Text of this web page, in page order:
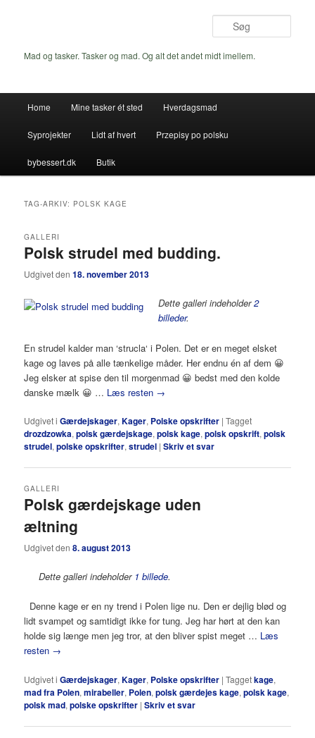
indhold
indholdMad og tasker. Tasker og mad. Og alt det andet midt imellem.
Home Mine tasker ét sted Hverdagsmad
Syprojekter Lidt af hvert Przepisy po polsku
bybessert.dk Butik
TAG-ARKIV: POLSK KAGE
Polsk strudel med budding.
GALLERI
Udgivet den18. november 2013
Dette galleri indeholder2
billeder.
En strudel kalder man ‘strucla‘ i Polen. Det er en meget elsket
kage og laves på alle tænkelige måder. Her endnu én af dem 😀
Jeg elsker at spise den til morgenmad 😀 bedst med den kolde
danske mælk 😀 … Læs resten →
Udgivet i Gærdejskager,Kager, Polske opskrifter |Tagget
drozdzowka,polsk gærdejskage,polsk kage,polsk opskrift,polsk
strudel,polske opskrifter,strudel |Skriv et svar
Polsk gærdejskage uden
æltning
GALLERI
Udgivet den8. august 2013
Dette galleri indeholder 1 billede.
Denne kage er en ny trend i Polen lige nu. Den er dejlig blød og
lidt svampet og samtidigt ikke for tung. Jeg har hørt at den kan
holde sig længe men jeg tror, at den bliver spist meget … Læs
resten →
Udgivet i Gærdejskager,Kager, Polske opskrifter |Taggetkage,
mad fra Polen,mirabeller, Polen,polsk gærdejes kage,polsk kage,
polsk mad,polske opskrifter |Skriv et svar